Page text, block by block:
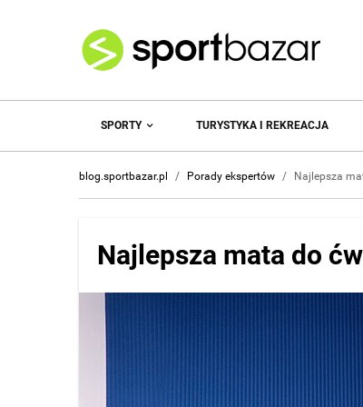
SPORTY TURYSTYKA I REKREACJA
blog.sportbazar.pl / Porady ekspertów / Najlepsza
Najlepsza mata do